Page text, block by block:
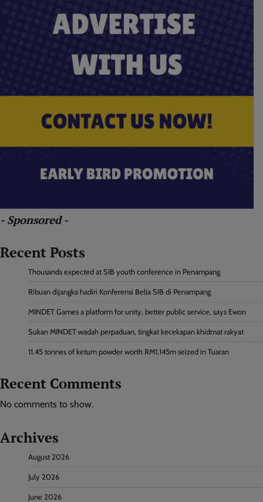
- Sponsored -
Recent Posts
Thousands expected at SIB youth conference in Penampang
Ribuan dijangka hadiri Konferensi Belia SIB di Penampang
MINDET Games a platform for unity, better public service, says Ewon
Sukan MINDET wadah perpaduan, tingkat kecekapan khidmat rakyat
11.45 tonnes of ketum powder worth RM1.145m seized in Tuaran
Recent Comments
No comments to show.
Archives
August 2026
July 2026
June 2026